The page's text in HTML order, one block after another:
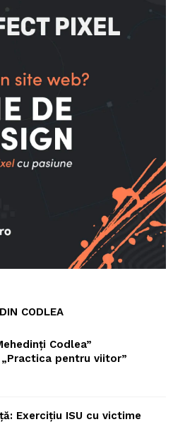
CODLEA
Codlea”
pentru viitor”
Exercițiu ISU cu victime